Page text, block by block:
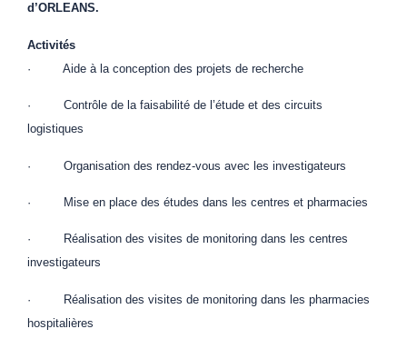
d’ORLEANS.
Activités
· Aide à la conception des projets de recherche
· Contrôle de la faisabilité de l’étude et des circuits
logistiques
· Organisation des rendez-vous avec les investigateurs
· Mise en place des études dans les centres et pharmacies
· Réalisation des visites de monitoring dans les centres
investigateurs
· Réalisation des visites de monitoring dans les pharmacies
hospitalières